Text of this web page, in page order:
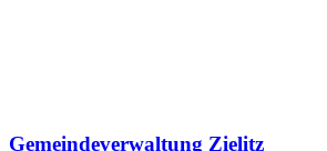
Gemeindeverwaltung Zielitz